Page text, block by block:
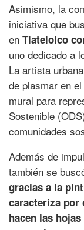
Asimismo, la
iniciativa que
en Tlatelolco
uno dedicado a
La artista
de plasmar en
mural para
Sostenible
comunidades
Además de
también se
gracias a la
caracteriza por
hacen las